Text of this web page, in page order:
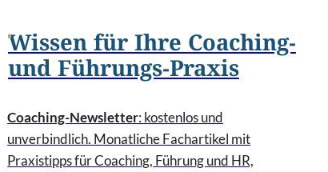
Wissen für Ihre Coaching-
und Führungs-Praxis
Coaching-Newsletter: kostenlos und
unverbindlich. Monatliche Fachartikel mit
Praxistipps für Coaching, Führung und HR,